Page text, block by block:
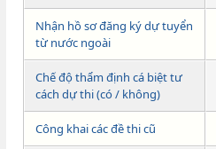
Nhận hồ sơ đăng ký dự tuyển
từ nước ngoài
Chế độ thẩm định cá biệt tư
cách dự thi (có / không)
Công khai các đề thi cũ